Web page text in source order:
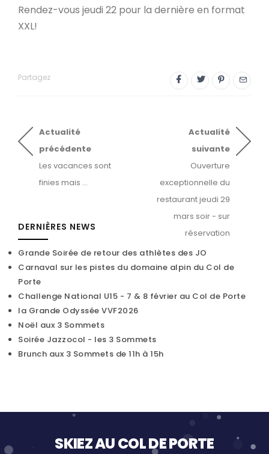
Rendez-vous jeudi 22 pour la dernière en format
XXL!
Partagez
Actualité
précédente
Les vacances sont
finies mais ...
Actualité
suivante
Ouverture
exceptionnelle du
restaurant jeudi 29
mars soir - sur
réservation
DERNIÈRES NEWS
Grande Soirée de retour des athlètes des JO
Carnaval sur les pistes du domaine alpin du Col de
Porte
Challenge National U15 - 7 & 8 février au Col de Porte
la Grande Odyssée VVF2026
Noël aux 3 Sommets
Soirée Jazzocol - les 3 Sommets
Brunch aux 3 Sommets de 11h à 15h
SKIEZ AU COL DE PORTE